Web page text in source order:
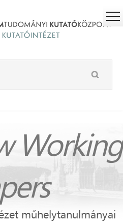
Working
műhelytanulmányai